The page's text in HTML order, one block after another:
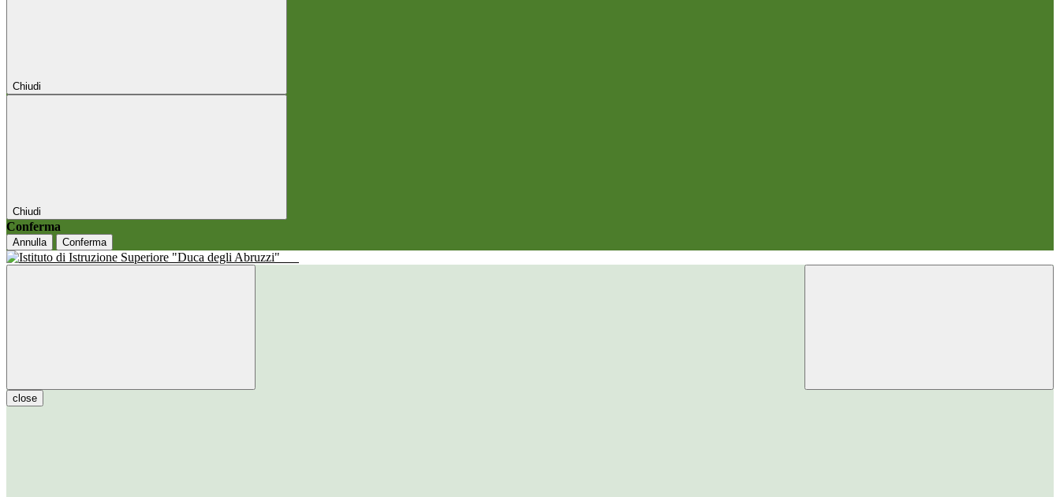
Chiudi
Chiudi
Conferma
Annulla Conferma
close